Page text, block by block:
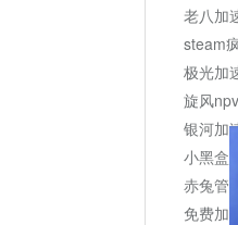
老八加
steam
极光加
旋风
银河加
小黑盒
赤兔管
免费加